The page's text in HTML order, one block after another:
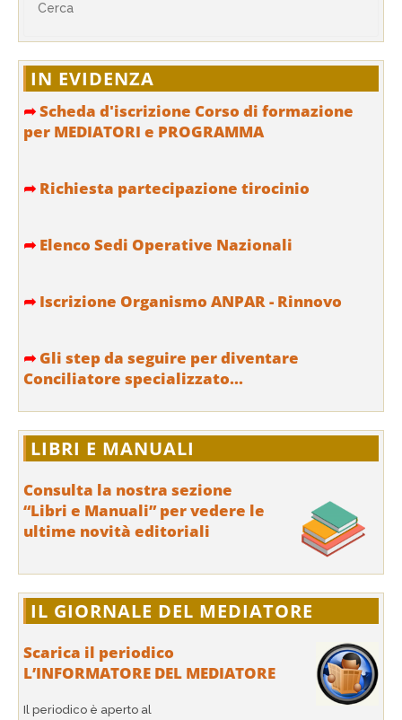
IN EVIDENZA
➦Scheda d'iscrizione Corso di formazione
per MEDIATORI e PROGRAMMA
➦ Richiesta partecipazione tirocinio
➦ Elenco Sedi Operative Nazionali
➦ Iscrizione Organismo ANPAR - Rinnovo
➦ Gli step da seguire per diventare
Conciliatore specializzato...
LIBRI E MANUALI
Consulta la nostra sezione
“Libri e Manuali” per vedere le
ultime novità editoriali
IL GIORNALE DEL MEDIATORE
Scarica il periodico
L’INFORMATORE DEL MEDIATORE
Il periodico è aperto al